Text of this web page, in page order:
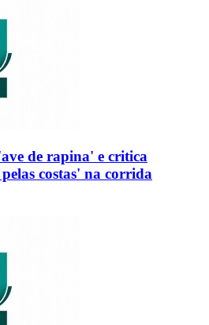
de rapina' e critica
costas' na corrida